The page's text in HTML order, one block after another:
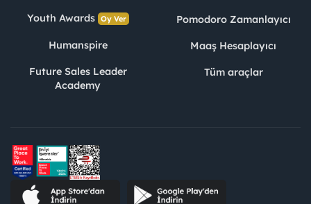
Youth Awards Oy Ver
Humanspire
Future Sales Leader
Academy
Pomodoro Zamanlayıcı
Maaş Hesaplayıcı
Tüm araçlar